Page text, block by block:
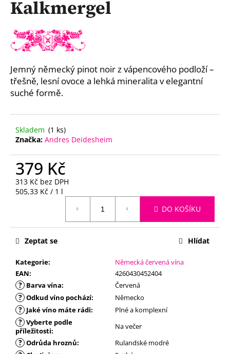
Kalkmergel
Jemný německý pinot noir z vápencového podloží –
třešně, lesní ovoce a lehká mineralita v elegantní
suché formě.
Skladem (1 ks)
Značka: Andres Deidesheim
379 Kč
313 Kč bez DPH
Měrná
505,33 Kč / 1 l
DO KOŠÍKU
Kategorie:
Německá červená vína
EAN: 4260430452404
? Barva vína: Červená
? Odkud víno pochází: Německo
? Jaké víno máte rádi: Plné a komplexní
? Vyberte podle
příležitosti: Na večer
? Odrůda hroznů: Rulandské modré
Zeptat se Hlídat
a
j
í
t
?
D
o
p
o
č
u
m
e